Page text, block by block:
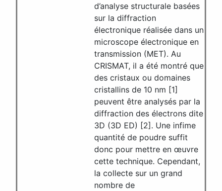
d’analyse structurale basées
sur la diffraction
électronique réalisée dans un
microscope électronique en
transmission (MET). Au
CRISMAT, il a été montré que
des cristaux ou domaines
cristallins de 10 nm [1]
peuvent être analysés par la
diffraction des électrons dite
3D (3D ED) [2]. Une infime
quantité de poudre suffit
donc pour mettre en œuvre
cette technique. Cependant,
la collecte sur un grand
nombre de